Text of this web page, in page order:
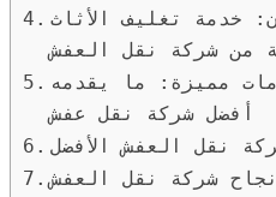
خدمة تغليف الأثاث
من شركة نقل العفش
مميزة: ما يقدمه
أفضل شركة نقل عفش
نقل العفش الأفضل
شركة نقل العفش